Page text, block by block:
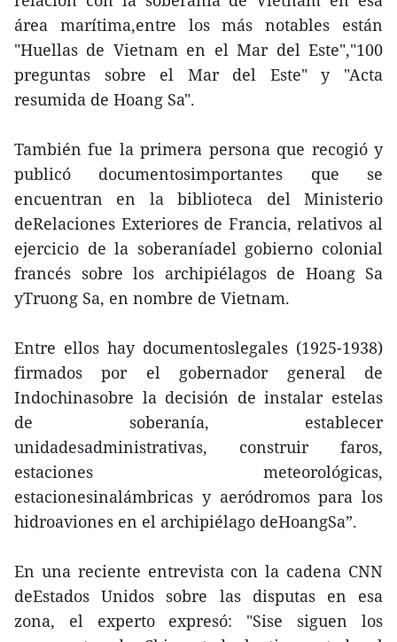
área marítima,entre los más notables están
"Huellas de Vietnam en el Mar del Este","100
preguntas sobre el Mar del Este" y "Acta
resumida de Hoang Sa".
También fue la primera persona que recogió y
publicó documentosimportantes que se
encuentran en la biblioteca del Ministerio
deRelaciones Exteriores de Francia, relativos al
ejercicio de la soberaníadel gobierno colonial
francés sobre los archipiélagos de Hoang Sa
yTruong Sa, en nombre de Vietnam.
Entre ellos hay documentoslegales (1925-1938)
firmados por el gobernador general de
Indochinasobre la decisión de instalar estelas
de soberanía, establecer
unidadesadministrativas, construir faros,
estaciones meteorológicas,
estacionesinalámbricas y aeródromos para los
hidroaviones en el archipiélago deHoangSa”.
En una reciente entrevista con la cadena CNN
deEstados Unidos sobre las disputas en esa
zona, el experto expresó: "Sise siguen los